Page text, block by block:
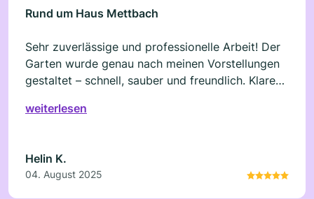
Rund um Haus Mettbach
Sehr zuverlässige und professionelle Arbeit! Der
Garten wurde genau nach meinen Vorstellungen
gestaltet – schnell, sauber und freundlich. Klare
weiterlesen
Helin K.
04. August 2025